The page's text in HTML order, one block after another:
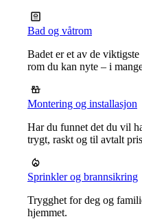
Bad og våtrom
Badet er et av de
rom du kan nyte – i
Montering og installasjon
Har du funnet det du vil
trygt, raskt og til avtalt
Sprinkler og brannsikring
Trygghet for deg og
hjemmet.